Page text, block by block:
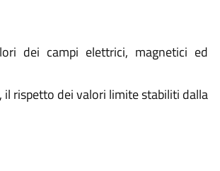
dei campi elettrici, magnetici ed
il rispetto dei valori limite stabiliti dalla